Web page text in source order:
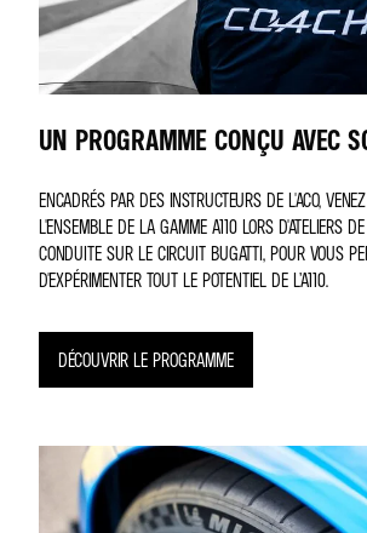
UN PROGRAMME CONÇU AVEC
ENCADRÉS PAR DES INSTRUCTEURS DE L'ACO,
L'ENSEMBLE DE LA GAMME A110 LORS D'ATELIERS
CONDUITE SUR LE CIRCUIT BUGATTI, POUR VOUS
D'EXPÉRIMENTER TOUT LE POTENTIEL DE L’A110.
DÉCOUVRIR LE PROGRAMME